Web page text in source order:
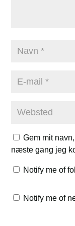
Gem mit
næste gang jeg
Notify me of
Notify me of